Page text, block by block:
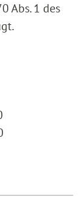
Abs. 1 des